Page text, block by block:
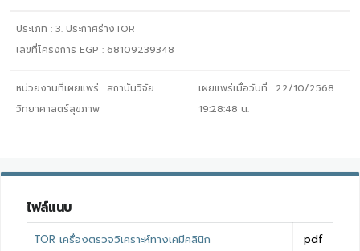
ประเภท : 3. ประกาศร่างTOR
เลขที่โครงการ EGP : 68109239348
หน่วยงานที่เผยแพร่ : สถาบันวิจัย
วิทยาศาสตร์สุขภาพ
เผยแพร่เมื่อวันที่ : 22/10/2568
19:28:48 น.
ไฟล์แนบ
TOR เครื่องตรวจวิเคราะห์ทางเคมีคลินิก pdf